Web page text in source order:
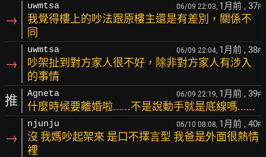
→
uwmtsa 06/09 22:03, 1月前 , 37F
我覺得樓上的吵法跟原樓主還是有差別，關係不
同
→
uwmtsa 06/09 22:04, 1月前 , 38F
吵架扯到對方家人很不好，除非對方家人有涉入
的事情
推 Agneta 06/09 22:19, 1月前 , 39F
什麼時候要離婚啦......不是說動手就是底線嗎......
→
njunju 06/10 08:08, 1月前 , 40F
沒 我媽吵起架來 是口不擇言型 我爸是外面很熱情
裡